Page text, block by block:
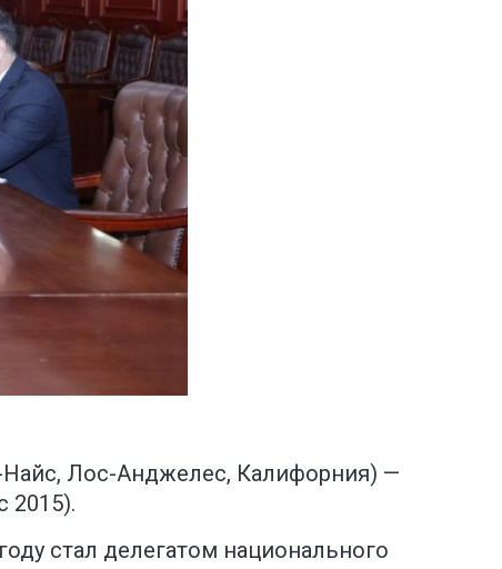
Найс, Лос-Анджелес, Калифорния) —
2015).
стал делегатом национального